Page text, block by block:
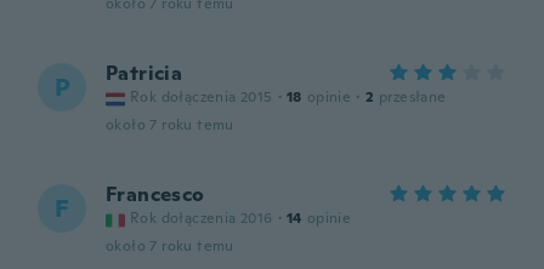
P Patricia
Rok dołączenia 2015 · 18 opinie · 2 przesłane
około 7 roku temu
F Francesco
Rok dołączenia 2016 · 14 opinie
około 7 roku temu